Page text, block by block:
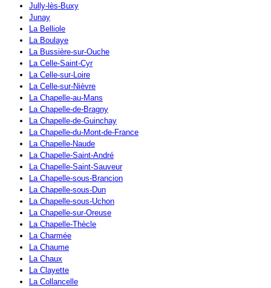
Jully-lès-Buxy
Junay
La Belliole
La Boulaye
La Bussière-sur-Ouche
La Celle-Saint-Cyr
La Celle-sur-Loire
La Celle-sur-Nièvre
La Chapelle-au-Mans
La Chapelle-de-Bragny
La Chapelle-de-Guinchay
La Chapelle-du-Mont-de-France
La Chapelle-Naude
La Chapelle-Saint-André
La Chapelle-Saint-Sauveur
La Chapelle-sous-Brancion
La Chapelle-sous-Dun
La Chapelle-sous-Uchon
La Chapelle-sur-Oreuse
La Chapelle-Thècle
La Charmée
La Chaume
La Chaux
La Clayette
La Collancelle